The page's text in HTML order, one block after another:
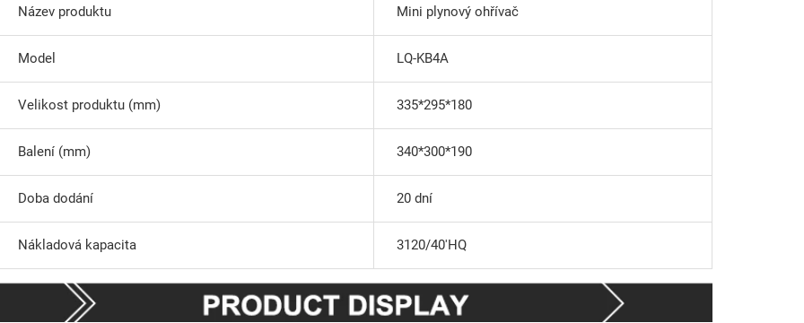
Název produktu Mini plynový ohřívač
Model LQ-KB4A
Velikost produktu (mm) 335*295*180
Balení (mm) 340*300*190
Doba dodání 20 dní
Nákladová kapacita 3120/40'HQ